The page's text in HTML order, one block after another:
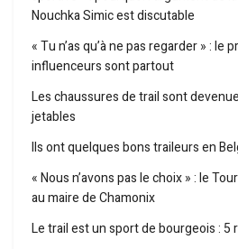
Nouchka Simic est discutable
« Tu n’as qu’à ne pas regarder » : le
influenceurs sont partout
Les chaussures de trail sont
jetables
Ils ont quelques bons traileurs en
« Nous n’avons pas le choix » : le
au maire de Chamonix
Le trail est un sport de bourgeois : 5